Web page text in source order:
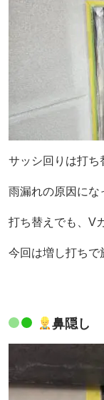
サッシ回りは打ち
雨漏れの原因にな
打ち替えでも、V
今回は増し打ちで
鼻隠し